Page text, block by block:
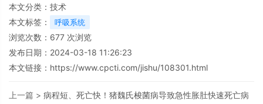
本文分类： 技术
本文标签：
呼吸系统
浏览次数： 677 次浏览
发布日期：2024-03-18 11:26:23
本文链接： https://www.cpcti.com/jishu/108301.html
上一篇 > 病程短、死亡快！猪魏氏梭菌病导致急性胀肚快速死亡病